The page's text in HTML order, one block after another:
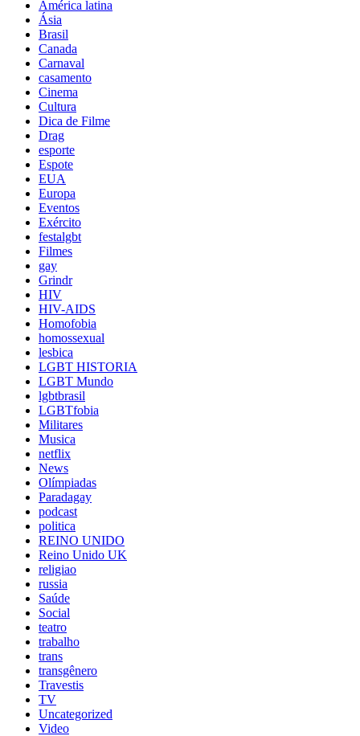
América latina
Ásia
Brasil
Canada
Carnaval
casamento
Cinema
Cultura
Dica de Filme
Drag
esporte
Espote
EUA
Europa
Eventos
Exército
festalgbt
Filmes
gay
Grindr
HIV
HIV-AIDS
Homofobia
homossexual
lesbica
LGBT HISTORIA
LGBT Mundo
lgbtbrasil
LGBTfobia
Militares
Musica
netflix
News
Olímpiadas
Paradagay
podcast
politica
REINO UNIDO
Reino Unido UK
religiao
russia
Saúde
Social
teatro
trabalho
trans
transgênero
Travestis
TV
Uncategorized
Video